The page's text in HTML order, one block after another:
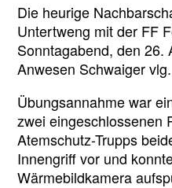
Die heurige
Untertweng mit der FF
Sonntagabend, den 26.
Anwesen Schwaiger
Übungsannahme war
zwei eingeschlossenen
Atemschutz-Trupps
Innengriff vor und
Wärmebildkamera